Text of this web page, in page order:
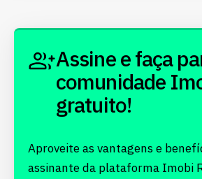
Assine e faça
comunidade
gratuito!
Aproveite as vantagens e
assinante da plataforma Imobi